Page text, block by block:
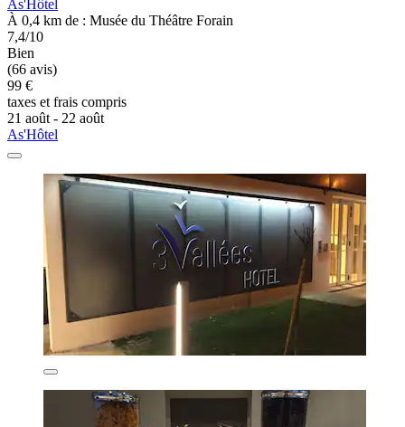
As'Hôtel
À 0,4 km de : Musée du Théâtre Forain
7,4/10
Bien
(66 avis)
99 €
taxes et frais compris
21 août - 22 août
As'Hôtel